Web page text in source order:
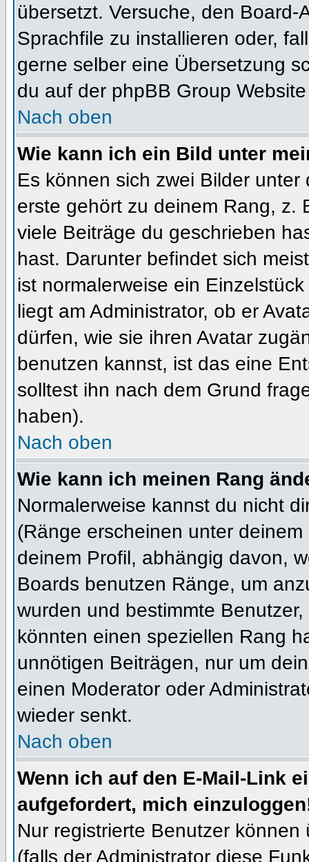
übersetzt. Versuche, den
Sprachfile zu installieren oder,
gerne selber eine Übersetzung
du auf der phpBB Group
Nach oben
Wie kann ich ein Bild unter
Es können sich zwei Bilder
erste gehört zu deinem Rang, z.
viele Beiträge du geschrieben
hast. Darunter befindet sich
ist normalerweise ein
liegt am Administrator, ob er
dürfen, wie sie ihren Avatar
benutzen kannst, ist das eine
solltest ihn nach dem Grund
haben).
Nach oben
Wie kann ich meinen Rang
Normalerweise kannst du nicht
(Ränge erscheinen unter
deinem Profil, abhängig davon,
Boards benutzen Ränge, um
wurden und bestimmte
könnten einen speziellen Rang
unnötigen Beiträgen, nur um
einen Moderator oder
wieder senkt.
Nach oben
Wenn ich auf den E-Mail-Link
aufgefordert, mich
Nur registrierte Benutzer
(falls der Administrator diese